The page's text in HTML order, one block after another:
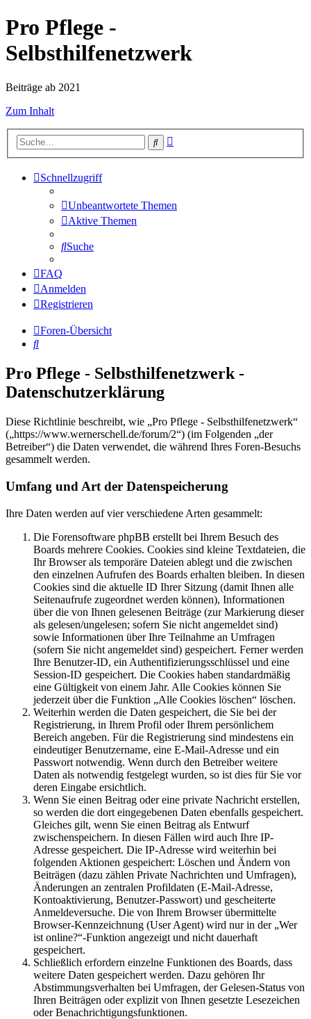
Pro Pflege -
Selbsthilfenetzwerk
Beiträge ab 2021
Zum Inhalt
Suche
Schnellzugriff
Unbeantwortete Themen
Aktive Themen
Suche
FAQ
Anmelden
Registrieren
Foren-Übersicht
Suche
Pro Pflege - Selbsthilfenetzwerk -
Datenschutzerklärung
Diese Richtlinie beschreibt, wie „Pro Pflege - Selbsthilfenetzwerk“
(„https://www.wernerschell.de/forum/2“) (im Folgenden „der
Betreiber“) die Daten verwendet, die während Ihres Foren-Besuchs
gesammelt werden.
Umfang und Art der Datenspeicherung
Ihre Daten werden auf vier verschiedene Arten gesammelt:
Die Forensoftware phpBB erstellt bei Ihrem Besuch des
Boards mehrere Cookies. Cookies sind kleine Textdateien, die
Ihr Browser als temporäre Dateien ablegt und die zwischen
den einzelnen Aufrufen des Boards erhalten bleiben. In diesen
Cookies sind die aktuelle ID Ihrer Sitzung (damit Ihnen alle
Seitenaufrufe zugeordnet werden können), Informationen
über die von Ihnen gelesenen Beiträge (zur Markierung dieser
als gelesen/ungelesen; sofern Sie nicht angemeldet sind)
sowie Informationen über Ihre Teilnahme an Umfragen
(sofern Sie nicht angemeldet sind) gespeichert. Ferner werden
Ihre Benutzer-ID, ein Authentifizierungsschlüssel und eine
Session-ID gespeichert. Die Cookies haben standardmäßig
eine Gültigkeit von einem Jahr. Alle Cookies können Sie
jederzeit über die Funktion „Alle Cookies löschen“ löschen.
Weiterhin werden die Daten gespeichert, die Sie bei der
Registrierung, in Ihrem Profil oder Ihrem persönlichem
Bereich angeben. Für die Registrierung sind mindestens ein
eindeutiger Benutzername, eine E-Mail-Adresse und ein
Passwort notwendig. Wenn durch den Betreiber weitere
Daten als notwendig festgelegt wurden, so ist dies für Sie vor
deren Eingabe ersichtlich.
Wenn Sie einen Beitrag oder eine private Nachricht erstellen,
so werden die dort eingegebenen Daten ebenfalls gespeichert.
Gleiches gilt, wenn Sie einen Beitrag als Entwurf
zwischenspeichern. In diesen Fällen wird auch Ihre IP-
Adresse gespeichert. Die IP-Adresse wird weiterhin bei
folgenden Aktionen gespeichert: Löschen und Ändern von
Beiträgen (dazu zählen Private Nachrichten und Umfragen),
Änderungen an zentralen Profildaten (E-Mail-Adresse,
Kontoaktivierung, Benutzer-Passwort) und gescheiterte
Anmeldeversuche. Die von Ihrem Browser übermittelte
Browser-Kennzeichnung (User Agent) wird nur in der „Wer
ist online?“-Funktion angezeigt und nicht dauerhaft
gespeichert.
Schließlich erfordern einzelne Funktionen des Boards, dass
weitere Daten gespeichert werden. Dazu gehören Ihr
Abstimmungsverhalten bei Umfragen, der Gelesen-Status von
Ihren Beiträgen oder explizit von Ihnen gesetzte Lesezeichen
oder Benachrichtigungsfunktionen.